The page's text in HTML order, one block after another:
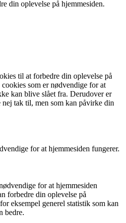
din oplevelse på hjemmesiden.
til at forbedre din oplevelse på
som er nødvendige for at
kan blive slået fra. Derudover er
tak til, men som kan påvirke din
for at hjemmesiden fungerer.
for at hjemmesiden
forbedre din oplevelse på
eksempel generel statistik som kan
bedre.